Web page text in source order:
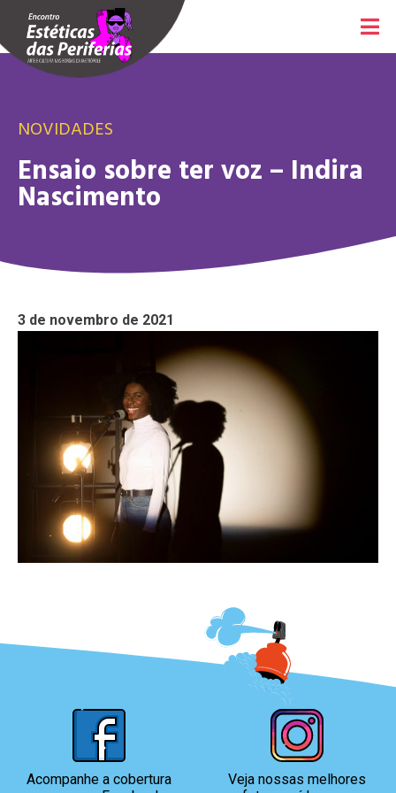
NOVIDADES
Ensaio sobre ter voz – Indira
Nascimento
3 de novembro de 2021
Acompanhe a cobertura
Veja nossas melhores